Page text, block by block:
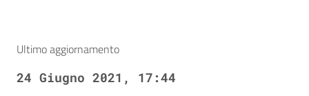
Ultimo aggiornamento
24 Giugno 2021, 17:44